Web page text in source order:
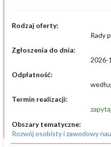
Rodzaj oferty:
Rady
Zgłoszenia do dnia:
2026-
Odpłatność:
Termin realizacji:
Obszary tematyczne:
Rozwój osobisty i zawodowy